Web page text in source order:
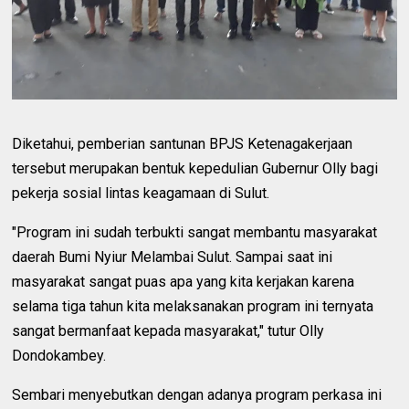
Diketahui, pemberian santunan BPJS Ketenagakerjaan
tersebut merupakan bentuk kepedulian Gubernur Olly bagi
pekerja sosial lintas keagamaan di Sulut.
"Program ini sudah terbukti sangat membantu masyarakat
daerah Bumi Nyiur Melambai Sulut. Sampai saat ini
masyarakat sangat puas apa yang kita kerjakan karena
selama tiga tahun kita melaksanakan program ini ternyata
sangat bermanfaat kepada masyarakat," tutur Olly
Dondokambey.
Sembari menyebutkan dengan adanya program perkasa ini